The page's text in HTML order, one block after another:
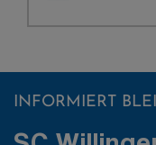
INFORMIERT